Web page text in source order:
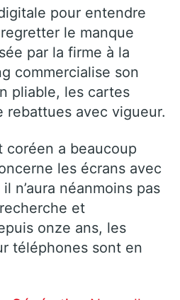
pour entendre
le manque
par la firme à la
commercialise son
pliable, les cartes
rebattues avec vigueur.
coréen a beaucoup
les écrans avec
n’aura néanmoins pas
et
onze ans, les
téléphones sont en